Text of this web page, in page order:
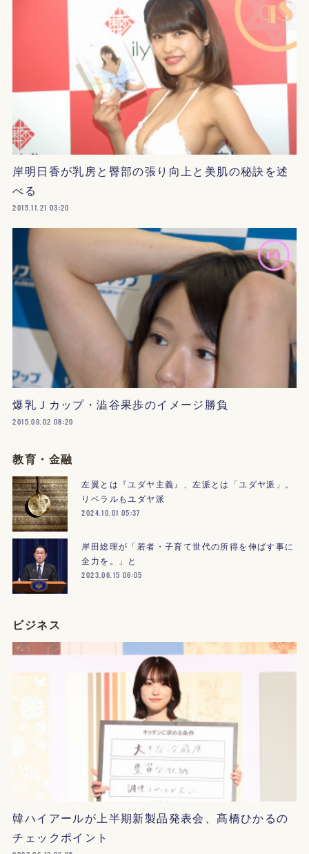
岸明日香が乳房と臀部の張り向上と美肌の秘訣を述
べる
2015.11.21 03:20
爆乳Ｊカップ・澁谷果歩のイメージ勝負
2015.09.02 08:20
教育・金融
左翼とは『ユダヤ主義』、左派とは「ユダヤ派」。
リベラルもユダヤ派
2024.10.01 05:37
岸田総理が「若者・子育て世代の所得を伸ばす事に
全力を。」と
2023.06.15 06:05
ビジネス
韓ハイアールが上半期新製品発表会、髙橋ひかるの
チェックポイント